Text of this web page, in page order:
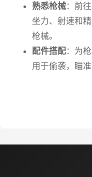
熟悉枪械：前
坐力、射速和
枪械。
配件搭配：为
用于偷袭，瞄